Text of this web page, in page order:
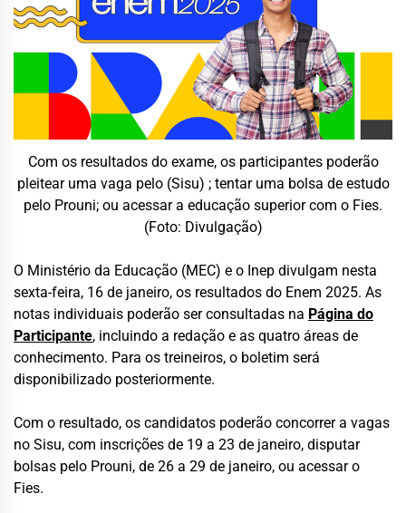
Com os resultados do exame, os participantes poderão
pleitear uma vaga pelo (Sisu) ; tentar uma bolsa de estudo
pelo Prouni; ou acessar a educação superior com o Fies.
(Foto: Divulgação)
O Ministério da Educação (MEC) e o Inep divulgam nesta
sexta-feira, 16 de janeiro, os resultados do Enem 2025. As
notas individuais poderão ser consultadas na Página do
Participante, incluindo a redação e as quatro áreas de
conhecimento. Para os treineiros, o boletim será
disponibilizado posteriormente.
Com o resultado, os candidatos poderão concorrer a vagas
no Sisu, com inscrições de 19 a 23 de janeiro, disputar
bolsas pelo Prouni, de 26 a 29 de janeiro, ou acessar o
Fies.